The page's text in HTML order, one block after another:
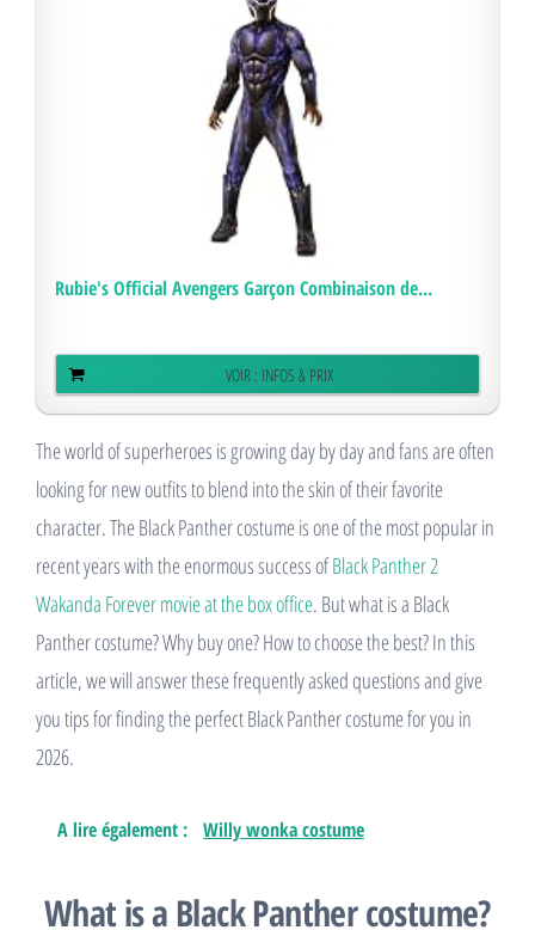
Rubie's Official Avengers Garçon Combinaison de...
VOIR : INFOS & PRIX
The world of superheroes is growing day by day and fans are often
looking for new outfits to blend into the skin of their favorite
character. The Black Panther costume is one of the most popular in
recent years with the enormous success ofBlack Panther 2
Wakanda Forever movie at the box office. But what is a Black
Panther costume? Why buy one? How to choose the best? In this
article, we will answer these frequently asked questions and give
you tips for finding the perfect Black Panther costume for you in
2026.
A lire également : Willy wonka costume
What is a Black Panther costume?